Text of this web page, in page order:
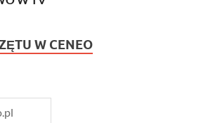
W CENEO